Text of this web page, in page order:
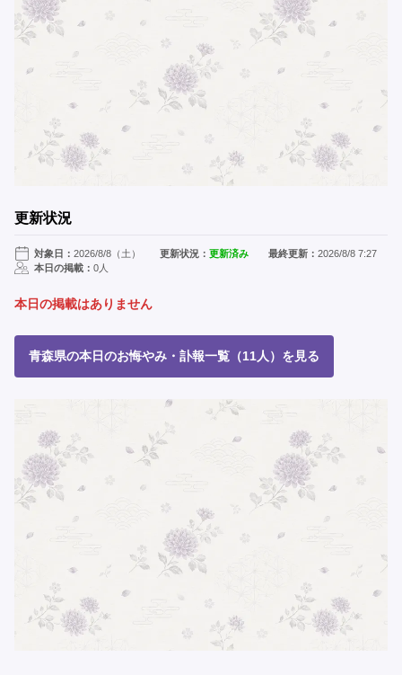
更新状況
対象日： 2026/8/8（土） 更新状況：更新済み 最終更新： 2026/8/8 7:27
本日の掲載： 0人
本日の掲載はありません
青森県の本日のお悔やみ・訃報一覧（11人）を見る